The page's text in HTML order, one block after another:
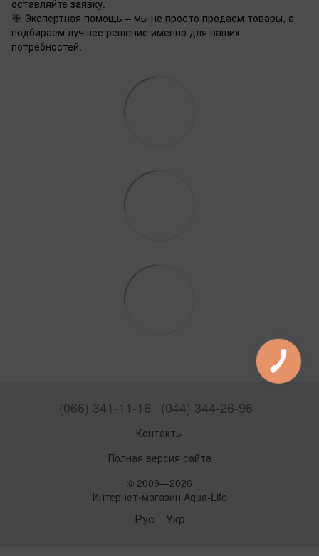
оставляйте заявку.
🎯 Экспертная помощь – мы не просто продаем товары, а
подбираем лучшее решение именно для ваших
потребностей.
(066) 341-11-16 (044) 344-26-96
Контакты
Полная версия сайта
© 2009—2026
Интернет-магазин Aqua-Life
Рус Укр